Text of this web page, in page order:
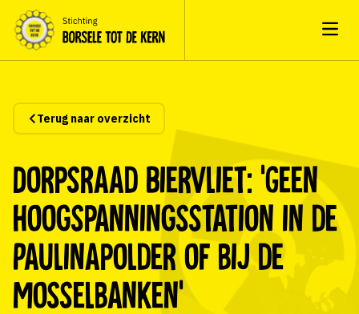
Terug naar overzicht
Dorpsraad Biervliet: ‘Geen
hoogspanningsstation in de
Paulinapolder of bij de
Mosselbanken’